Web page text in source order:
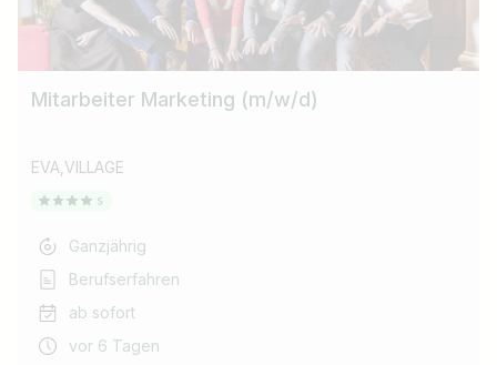
Mitarbeiter Marketing (m/w/d)
EVA,VILLAGE
Ganzjährig
Berufserfahren
ab sofort
vor 6 Tagen